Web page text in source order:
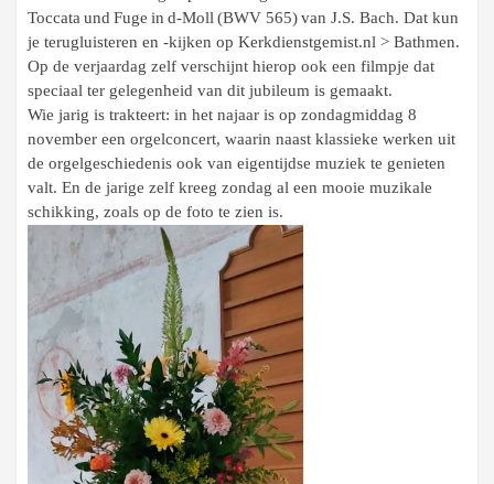
Toccata und Fuge in d-Moll (BWV 565) van J.S. Bach. Dat kun
je terugluisteren en -kijken op Kerkdienstgemist.nl > Bathmen.
Op de verjaardag zelf verschijnt hierop ook een filmpje dat
speciaal ter gelegenheid van dit jubileum is gemaakt.
Wie jarig is trakteert: in het najaar is op zondagmiddag 8
november een orgelconcert, waarin naast klassieke werken uit
de orgelgeschiedenis ook van eigentijdse muziek te genieten
valt. En de jarige zelf kreeg zondag al een mooie muzikale
schikking, zoals op de foto te zien is.